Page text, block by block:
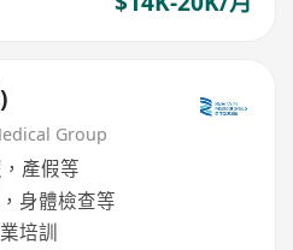
Group
產假等
身體檢查等
培訓